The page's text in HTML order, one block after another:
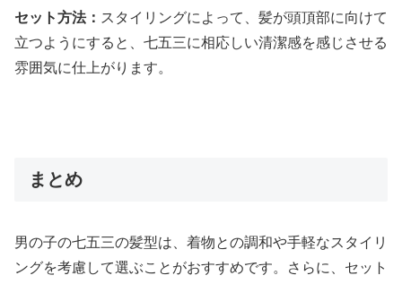
セット方法： スタイリングによって、髪が頭頂部に向けて
立つようにすると、七五三に相応しい清潔感を感じさせる
雰囲気に仕上がります。
まとめ
男の子の七五三の髪型は、着物との調和や手軽なスタイリ
ングを考慮して選ぶことがおすすめです。さらに、セット